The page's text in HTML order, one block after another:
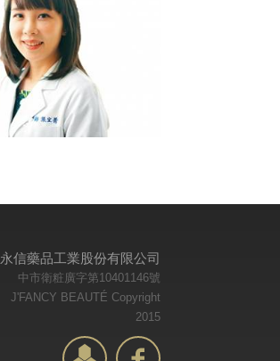
永信藥品工業股份有限公司
中市衛粧廣字第10401146號
J'FANCY BEAUTÉ Copyright
2015